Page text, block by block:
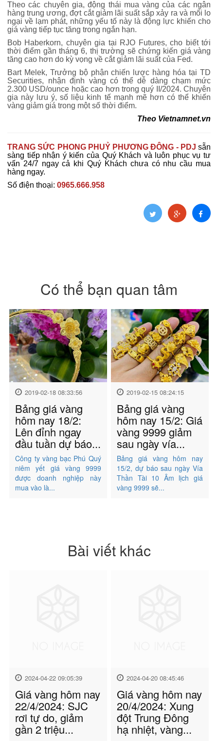
Theo các chuyên gia, động thái mua vàng của các ngân
hàng trung ương, đợt cắt giảm lãi suất sắp xảy ra và mối lo
ngại về lạm phát, những yếu tố này là động lực khiến cho
giá vàng tiếp tục tăng trong ngắn hạn.
Bob Haberkorn, chuyên gia tại RJO Futures, cho biết tới
thời điểm gần tháng 6, thị trường sẽ chứng kiến giá vàng
tăng cao hơn do kỳ vọng về cắt giảm lãi suất của Fed.
Bart Melek, Trưởng bộ phận chiến lược hàng hóa tại TD
Securities, nhận định vàng có thể dễ dàng chạm mức
2.300 USD/ounce hoặc cao hơn trong quý II/2024. Chuyên
gia này lưu ý, số liệu kinh tế mạnh mẽ hơn có thể khiến
vàng giảm giá trong một số thời điểm.
Theo Vietnamnet.vn
TRANG SỨC PHONG PHUỶ PHƯƠNG ĐÔNG - PDJ sẵn
sàng tiếp nhận ý kiến của Quý Khách và luôn phục vụ tư
vấn 24/7 ngay cả khi Quý Khách chưa có nhu cầu mua
hàng ngay.
Số điện thoại: 0965.666.958
Có thể bạn quan tâm
2019-02-18 08:33:56
Bảng giá vàng
hôm nay 18/2:
Lên đỉnh ngay
đầu tuần dự báo...
Công ty vàng bạc Phú Quý
niêm yết giá vàng 9999
được doanh nghiệp này
mua vào là...
2019-02-15 08:24:15
Bảng giá vàng
hôm nay 15/2: Giá
vàng 9999 giảm
sau ngày vía...
Bảng giá vàng hôm nay
15/2, dự báo sau ngày Vía
Thần Tài 10 Âm lịch giá
vàng 9999 sẽ...
Bài viết khác
2024-04-22 09:05:39
Giá vàng hôm nay
22/4/2024: SJC
rơi tự do, giảm
gần 2 triệu...
2024-04-20 08:45:46
Giá vàng hôm nay
20/4/2024: Xung
đột Trung Đông
hạ nhiệt, vàng...